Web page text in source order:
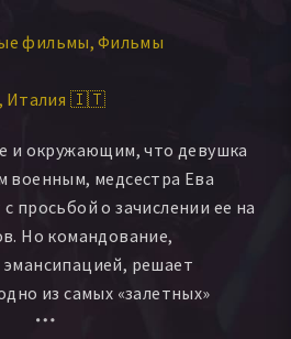
фильмы Фильмы
Италия 🇮🇹
и окружающим, что девушка
военным, медсестра Ева
просьбой о зачислении ее на
Но командование,
решает
из самых «залетных»
практически одни идиоты...